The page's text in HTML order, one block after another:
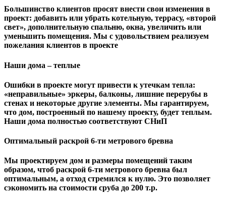
Большинство клиентов просят внести свои изменения в
проект: добавить или убрать котельную, террасу, «второй
свет», дополнительную спальню, окна, увеличить или
уменьшить помещения. Мы с удовольствием реализуем
пожелания клиентов в проекте
Наши дома – теплые
Ошибки в проекте могут привести к утечкам тепла:
«неправильные» эркеры, балконы, лишние перерубы в
стенах и некоторые другие элементы. Мы гарантируем,
чтo дом, построенный по нашему проекту, будет теплым.
Наши дома полностью соответствуют СНиП
Оптимальный раскрой 6-ти метрового бревна
Мы проектируем дом и размеры помещений таким
образом, чтоб раскрой 6-ти метрового бревна был
оптимальным, а отход стремился к нулю. Это позволяет
сэкономить на стоимости сруба до 200 т.р.